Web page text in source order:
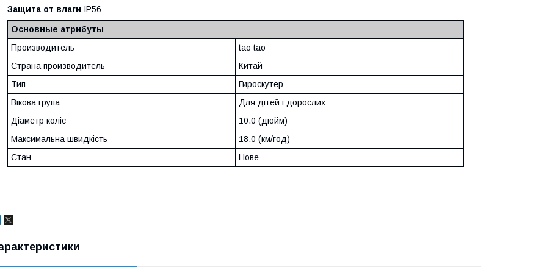
Защита от влаги IP56
Основные атрибуты
Производитель
tao tao
Страна производитель
Китай
Тип
Гироскутер
Вікова група
Для дітей і дорослих
Діаметр коліс
10.0 (дюйм)
Максимальна швидкість
18.0 (км/год)
Стан
Нове